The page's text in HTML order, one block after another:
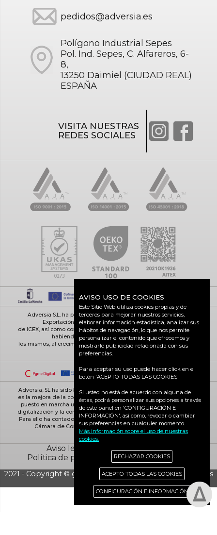
pedidos@adversia.es
Polígono Industrial Sepes
Pol. Ind. Sepes, C. Alfareros, 6-
8,
13250 Daimiel (CIUDAD REAL)
ESPAÑA
VISITA NUESTRAS
REDES SOCIALES
Adversia S.L. ha participado en el Programa de Iniciación a la
Exportación ICEX-Next, y ha contado con el apoyo
de ICEX, así como con la cofinanciación de Fondos europeos FEDER,
habiendo contribuido según la medida de
los mismos, al crecimiento económico de esta empresa, su región y
de España en su conjunto
Adversia, SL ha sido beneficiaria de Fondos Europeos, cuyo objetivo
es la mejora de la competitividad de las PYMES, y gracias al cual ha
puesto en marcha un Plan de Acción con el objetivo de reforzar la
digitalización y la competitividad de las pymes durante el año 2025.
Para ello ha contado con el apoyo del Programa Pyme Digital de la
Cámara de Comercio de Ciudad Real. #EuropaSeSiente
Aviso legal
Política de cookies
Política de privacidad
Ciudad Real activa
2021 - Copyright © grupo Adversia S.L. - Todos los derechos
reservados
AVISO USO DE COOKIES
Este Sitio Web utiliza cookies propias y de
terceros para mejorar nuestros servicios,
elaborar información estadística, analizar sus
hábitos de navegación, lo que nos permite
personalizar el contenido que ofrecemos y
mostrarle publicidad relacionada con sus
preferencias.
Para aceptar su uso puede hacer click en el
botón 'ACEPTO TODAS LAS COOKIES'
Si usted no está de acuerdo con alguna de
éstas, podrá personalizar sus opciones a través
de este panel en 'CONFIGURACIÓN E
INFORMACIÓN', así como, revocar o cambiar
sus preferencias en cualquier momento.
Más información sobre el uso de nuestras
cookies.
RECHAZAR COOKIES
ACEPTO TODAS LAS COOKIES
CONFIGURACIÓN E INFORMACIÓN